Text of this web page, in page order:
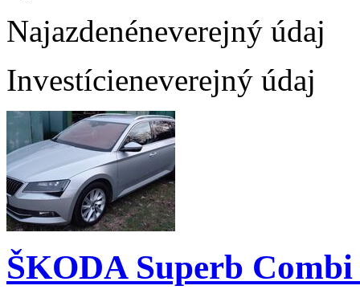
Najazdenéneverejný údaj
Investícieneverejný údaj
ŠKODA Superb